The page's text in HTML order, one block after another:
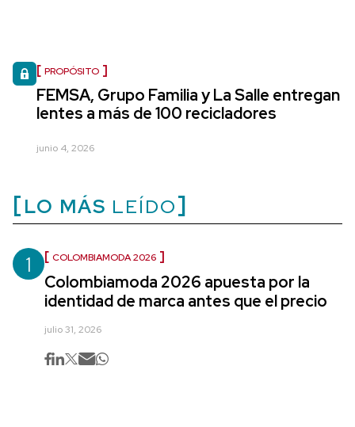
PROPÓSITO
FEMSA, Grupo Familia y La Salle entregan
lentes a más de 100 recicladores
junio 4, 2026
LO MÁS LEÍDO
1 COLOMBIAMODA 2026
Colombiamoda 2026 apuesta por la
identidad de marca antes que el precio
julio 31, 2026